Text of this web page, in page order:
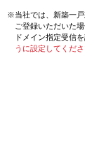
※当社では、新築一戸
ご登録いただいた
ドメイン指定受信
うに設定してくださ